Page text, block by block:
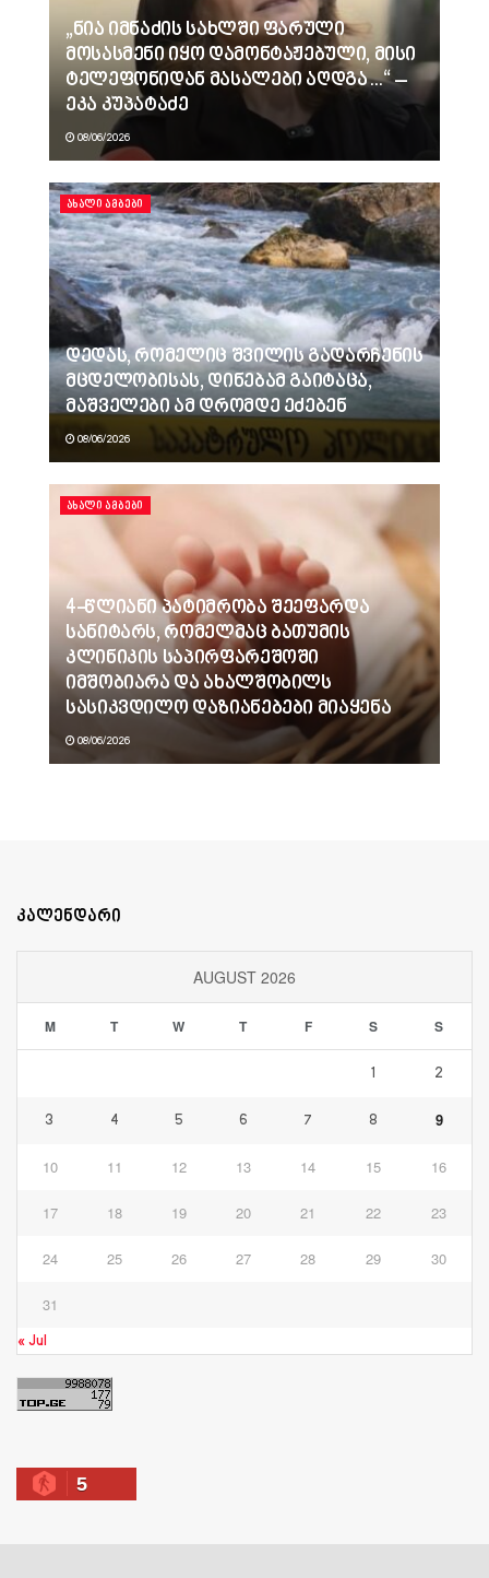
„ნია იმნაძის სახლში ფარული
მოსასმენი იყო დამონტაჟებული, მისი
ტელეფონიდან მასალები აღდგა…“ –
ეკა კუპატაძე
08/06/2026
ᲐᲮᲐᲚᲘ ᲐᲛᲑᲔᲑᲘ
დედას, რომელიც შვილის გადარჩენის
მცდელობისას, დინებამ გაიტაცა,
მაშველები ამ დრომდე ეძებენ
08/06/2026
ᲐᲮᲐᲚᲘ ᲐᲛᲑᲔᲑᲘ
4-წლიანი პატიმრობა შეეფარდა
სანიტარს, რომელმაც ბათუმის
კლინიკის საპირფარეშოში
იმშობიარა და ახალშობილს
სასიკვდილო დაზიანებები მიაყენა
08/06/2026
კალენდარი
AUGUST 2026
M T W T F S S
1 2
3 4 5 6 7 8 9
10 11 12 13 14 15 16
17 18 19 20 21 22 23
24 25 26 27 28 29 30
31
« Jul
5